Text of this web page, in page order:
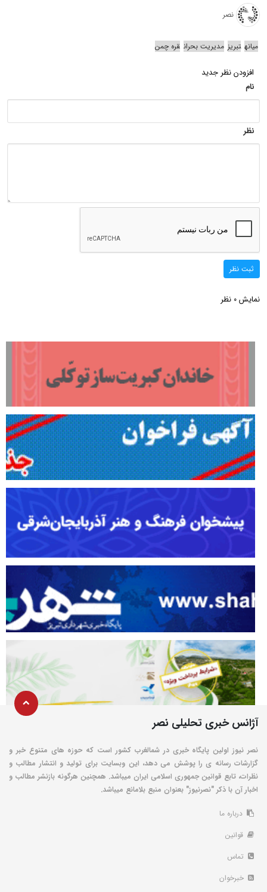
نصر
میانه تبریز مدیریت بحران قره چمن
افزودن نظر جدید
نام
نظر
ثبت نظر
نمایش 0 نظر
آژانس خبری تحلیلی نصر
نصر نیوز اولین پایگاه خبری در شمالغرب کشور است که حوزه های متنوع خبر و
گزارشات رسانه ی را پوشش می دهد، این وبسایت برای تولید و انتشار مطالب و
نظرات، تابع قوانین جمهوری اسلامی ایران میباشد. همچنین هرگونه بازنشر مطالب و
اخبار آن با ذکر "نصرنیوز" بعنوان منبع بلامانع میباشد.
درباره ما
قوانین
تماس
خبرخوان